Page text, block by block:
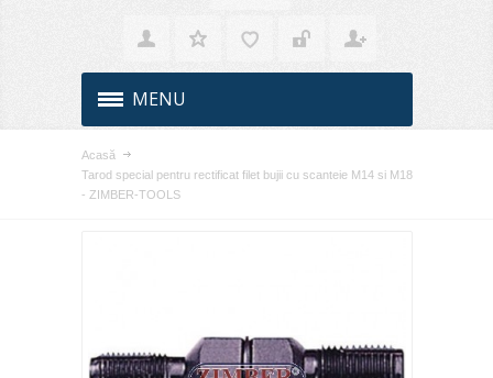
MENU
Acasă
Tarod special pentru rectificat filet bujii cu scanteie M14 si M18
- ZIMBER-TOOLS